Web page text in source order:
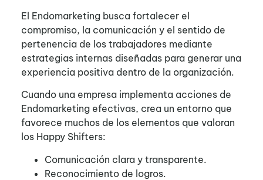
El Endomarketing busca fortalecer el
compromiso, la comunicación y el sentido de
pertenencia de los trabajadores mediante
estrategias internas diseñadas para generar una
experiencia positiva dentro de la organización.
Cuando una empresa implementa acciones de
Endomarketing efectivas, crea un entorno que
favorece muchos de los elementos que valoran
los Happy Shifters:
Comunicación clara y transparente.
Reconocimiento de logros.